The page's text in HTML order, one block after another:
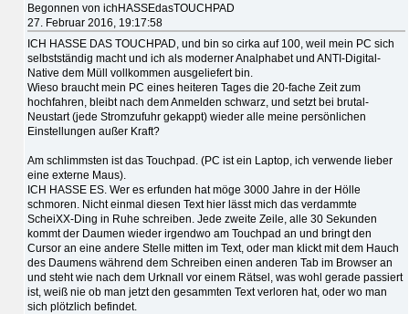
Begonnen von ichHASSEdasTOUCHPAD
27. Februar 2016, 19:17:58
ICH HASSE DAS TOUCHPAD, und bin so cirka auf 100, weil mein PC sich
selbstständig macht und ich als moderner Analphabet und ANTI-Digital-
Native dem Müll vollkommen ausgeliefert bin.
Wieso braucht mein PC eines heiteren Tages die 20-fache Zeit zum
hochfahren, bleibt nach dem Anmelden schwarz, und setzt bei brutal-
Neustart (jede Stromzufuhr gekappt) wieder alle meine persönlichen
Einstellungen außer Kraft?
Am schlimmsten ist das Touchpad. (PC ist ein Laptop, ich verwende lieber
eine externe Maus).
ICH HASSE ES. Wer es erfunden hat möge 3000 Jahre in der Hölle
schmoren. Nicht einmal diesen Text hier lässt mich das verdammte
ScheiXX-Ding in Ruhe schreiben. Jede zweite Zeile, alle 30 Sekunden
kommt der Daumen wieder irgendwo am Touchpad an und bringt den
Cursor an eine andere Stelle mitten im Text, oder man klickt mit dem Hauch
des Daumens während dem Schreiben einen anderen Tab im Browser an
und steht wie nach dem Urknall vor einem Rätsel, was wohl gerade passiert
ist, weiß nie ob man jetzt den gesammten Text verloren hat, oder wo man
sich plötzlich befindet.